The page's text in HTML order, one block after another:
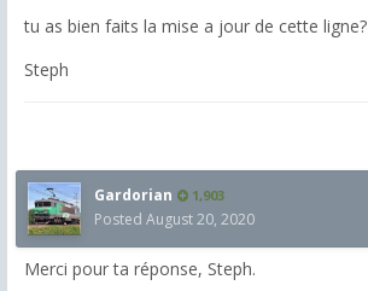
tu as bien faits la mise a jour de cette ligne?
Steph
Gardorian 1,903
Posted August 20, 2020
Merci pour ta réponse, Steph.